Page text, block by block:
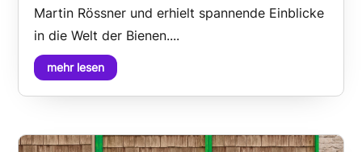
Martin Rössner und erhielt spannende Einblicke
in die Welt der Bienen....
mehr lesen